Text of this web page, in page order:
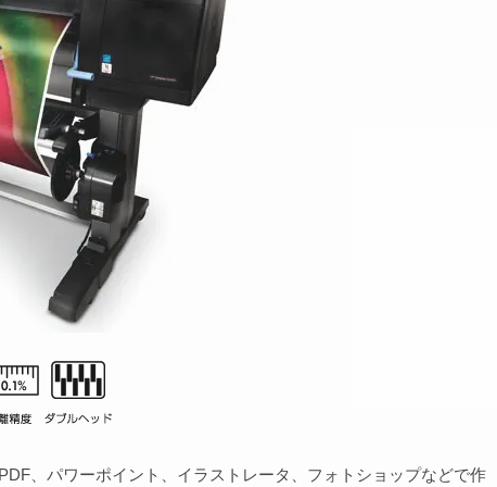
、パワーポイント、イラストレータ、フォトショップなどで作